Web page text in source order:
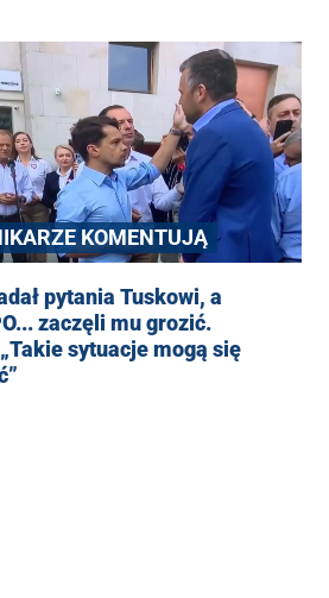
KOMENTUJĄ
pytania Tuskowi, a
zaczęli mu grozić.
sytuacje mogą się